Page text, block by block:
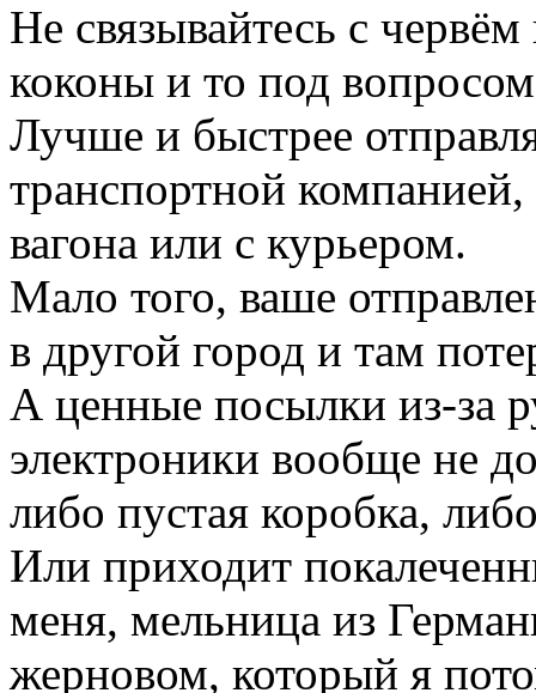
Не связывайтесь с
коконы и то под
Лучше и быстрее
транспортной
вагона или с курьером.
Мало того, ваше
в другой город и там
А ценные посылки из-за
электроники вообще не
либо пустая коробка,
Или приходит
меня, мельница из
жерновом, который я